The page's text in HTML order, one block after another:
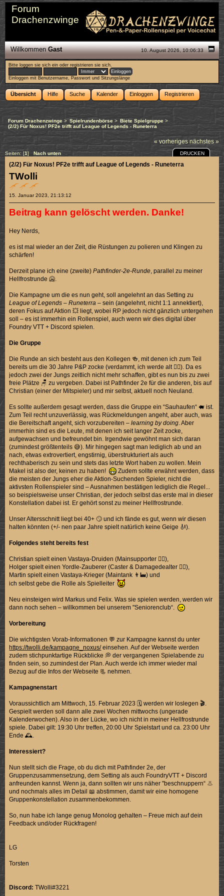
Forum
Drachenzwinge
10. August 2026, 10:06:33
WillkommenGast
Bitte loggen sie sich ein oderregistrieren sie sich.
Einloggen mit Benutzername, Passwort und Sitzungslänge
Übersicht Hilfe Suche Kalender Einloggen Registrieren
Forum Drachenzwinge > Spielrundenbörse> Biete Spielgruppe>
(2/2) Für Noxus! PF2e trifft auf League of Legends - Runeterra
« vorheriges nächstes »
Seiten: [1] Nach unten DRUCKEN
TWolli
15. Januar 2023, 21:13:12
(2/2) Für Noxus! PF2e trifft auf League of Legends - Runeterra
Beitrag kann gelöscht werden. Danke!
Hey Nerds,
es ist mal wieder an der Zeit, die Rüstungen zu polieren und Klingen zu
schärfen!
Derzeit plane ich eine (zweite)Pathfinder-2e-Runde, parallel zu meiner
Hellfrostrunde 🥶.
Die Kampagne um die es nun geht, soll angelehnt an das Setting zu
League of Legends –Runeterra – sein (angelehnt, nicht 1:1 annektiert),
deren Fokus auf Aktion 💥 liegt, wobei RP jedoch nicht gänzlich untergehen
soll – es ist immerhin ein Rollenspiel, auch wenn wir dies digital über
Foundry VTT + Discord spielen.
Die Gruppe
Die Runde an sich besteht aus den Kollegen 🍻, mit denen ich zum Teil
bereits um die 30 Jahre P&P zocke (verdammt, ich werde alt 🧟‍♂️). Da es
jedoch zwei der Jungs zeitlich nicht mehr schaffen, gibt es nun bis zu zwei
freie Plätze 🪑 zu vergeben. Dabei ist Pathfinder 2e für die anderen, bis auf
Christian (einer der Mitspieler) und mir selbst, aktuell noch Neuland.
Es sollte außerdem gesagt werden, dass die Gruppe ein “Sauhaufen“ 🐖 ist.
Zum Teil recht unzuverlässig, was Rückmeldungen angeht, aber auch, was
die Bereitschaft angeht, sich vorzubereiten –learning by doing. Aber
immerhin sind es die Leute, mit denen ich seit langer Zeit zocke,
aufgewachsen und befreundet bin. Irgendwie gewöhnt man sich daran
(zumindest größtenteils 😅). Mir hingegen sagt man lediglich ab und an
nach, etwas extrovertiert, engstirnig, überstrukturiert als auch
rechthaberisch zu sein und stets das letzte Wort haben zu wollen. Mein
Makel ist also der, keinen zu haben!
Zudem sollte erwähnt werden, dass
die meisten der Jungs eher die Aktion-Suchenden Spieler, nicht die
aktivsten Rollenspieler sind – Ausnahmen bestätigen lediglich die Regel...
so beispielsweise unser Christian, der jedoch selbst das erste mal in dieser
Konstellation dabei ist. Er gehört sonst zu meiner Hellfrostrunde.
Unser Altersschnitt liegt bei 40+ 🙄 und ich fände es gut, wenn wir diesen
halten könnten (+/- nen paar Jahre spielt natürlich keine Geige 🎻).
Folgendes steht bereits fest
Christian spielt einen Vastaya-Druiden (Mainsupporter 👨‍⚕️),
Holger spielt einen Yordle-Zauberer (Caster & Damagedealter 🧙‍♂️),
Martin spielt einen Vastaya-Krieger (Maintank 👨‍🏭) und
ich selbst gebe die Rolle als Spielleiter
Neu einsteigen wird Markus und Felix. Was sie spielen werden, werden wir
dann noch sehen – willkommen bei unserem "Seniorenclub“.
Vorbereitung
Die wichtigsten Vorab-Informationen 💬 zur Kampagne kannst du unter
https://twolli.de/kampagne_noxus/einsehen. Auf der Webseite werden
zudem stichpunktartige Rückblicke 💭 der vergangenen Spielabende zu
finden sein, so zumindest der Plan. Auch werde ich immer wieder mal
Bezug auf die Infos der Webseite 📃 nehmen.
Kampagnenstart
Voraussichtlich am Mittwoch, 15. Februar 2023 🗓️ werden wir loslegen 🎬.
Gespielt werden soll dann alle zwei Wochen mittwochs (ungerade
Kalenderwochen). Also in der Lücke, wo ich nicht in meiner Hellfrostrunde
spiele. Dabei gilt: 19:30 Uhr treffen, 20:00 Uhr Spielstart und ca. 23:00 Uhr
Ende 🕰️.
Interessiert?
Nun stellt sich die Frage, ob du dich mit Pathfinder 2e, der
Gruppenzusammensetzung, dem Setting als auch FoundryVTT + Discord
anfreunden kannst. Wenn ja, dann sollten wir uns näher "beschnuppern“ 👃
und nochmals alles im Detail 📖 abstimmen, damit wir eine homogene
Gruppenkonstellation zusammenbekommen.
So, nun habe ich lange genug Monolog gehalten – Freue mich auf dein
Feedback und/oder Rückfragen!
LG
Torsten
Discord: TWolli#3221